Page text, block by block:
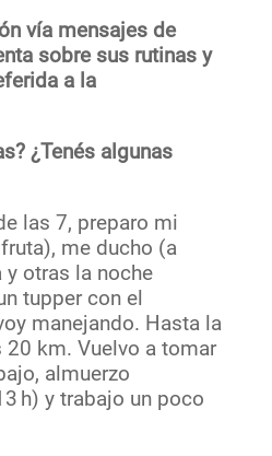
vía mensajes de
sobre sus rutinas y
a la
¿Tenés algunas
las 7, preparo mi
me ducho (a
y otras la noche
tupper con el
manejando. Hasta la
km. Vuelvo a tomar
almuerzo
h) y trabajo un poco